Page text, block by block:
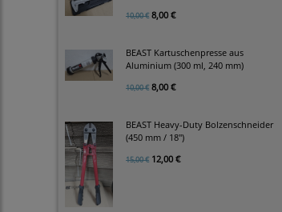
10,00 € 8,00 €
BEAST Kartuschenpresse aus
Aluminium (300 ml, 240 mm)
10,00 € 8,00 €
BEAST Heavy-Duty Bolzenschneider
(450 mm / 18")
15,00 € 12,00 €